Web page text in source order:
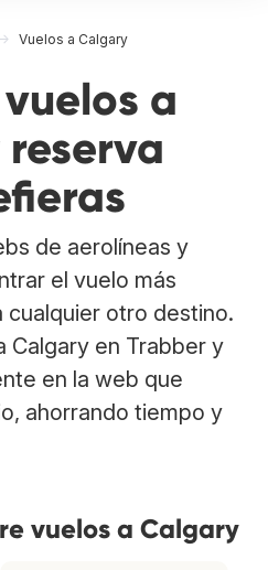
Vuelos a Calgary
a
de aerolíneas y
el vuelo más
cualquier otro destino.
Calgary en Trabber y
en la web que
ahorrando tiempo y
vuelos a Calgary